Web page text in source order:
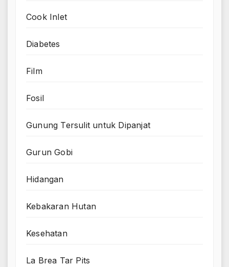
Cook Inlet
Diabetes
Film
Fosil
Gunung Tersulit untuk Dipanjat
Gurun Gobi
Hidangan
Kebakaran Hutan
Kesehatan
La Brea Tar Pits